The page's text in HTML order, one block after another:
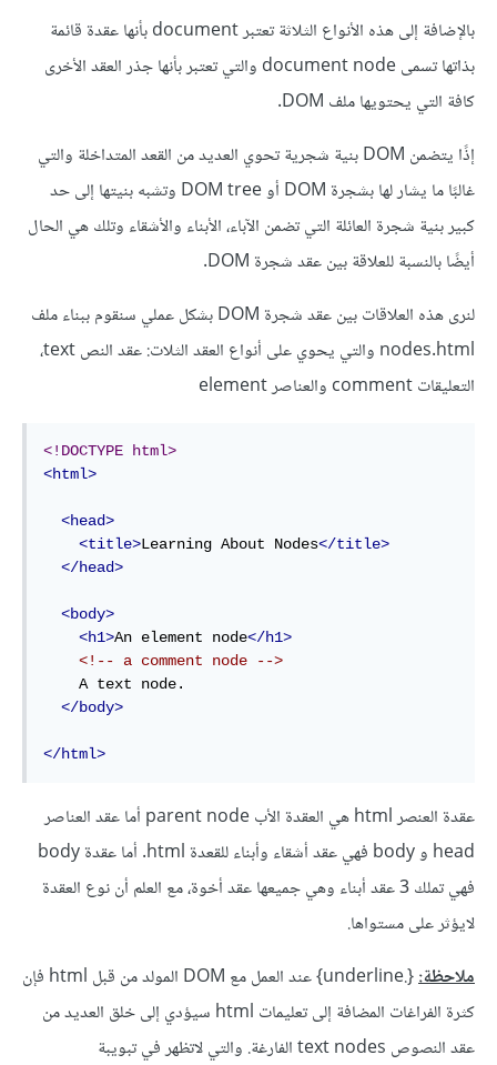
بالإضافة إلى هذه الأنواع الثلاثة تعتبر document بأنها عقدة قائمة
بذاتها تسمى document node والتي تعتبر بأنها جذر العقد الأخرى
كافة التي يحتويها ملف DOM.
إذًا يتضمن DOM بنية شجرية تحوي العديد من القعد المتداخلة والتي
غالبًا ما يشار لها بشجرة DOM أو DOM tree وتشبه بنيتها إلى حد
كبير بنية شجرة العائلة التي تضمن الآباء، الأبناء والأشقاء وتلك هي الحال
أيضًا بالنسبة للعلاقة بين عقد شجرة DOM.
لنرى هذه العلاقات بين عقد شجرة DOM بشكل عملي سنقوم ببناء ملف
nodes.html والتي يحوي على أنواع العقد الثلات: عقد النص text،
التعليقات comment والعناصر element
<!DOCTYPE html>
<html>
<head>
<title>Learning About Nodes</title>
</head>
<body>
<h1>An element node</h1>
<!-- a comment node -->
</body>
</html>
عقدة العنصر html هي العقدة الأب parent node أما عقد العناصر
head و body فهي عقد أشقاء وأبناء للقعدة html. أما عقدة body
فهي تملك 3 عقد أبناء وهي جميعها عقد أخوة، مع العلم أن نوع العقدة
لايؤثر على مستواها.
ملاحظة:
{.underline} عند العمل مع DOM المولد من قبل html فإن
كثرة الفراغات المضافة إلى تعليمات html سيؤدي إلى خلق العديد من
عقد النصوص text nodes الفارغة. والتي لاتظهر في تبويبة